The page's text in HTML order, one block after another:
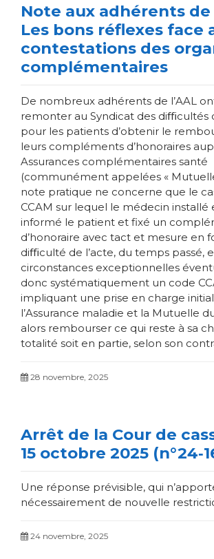
Note aux adhérents de
Les bons réflexes face
contestations des
complémentaires
De nombreux adhérents de l’AAL
remonter au Syndicat des diﬃcultés
pour les patients d’obtenir le
leurs compléments d’honoraires
Assurances complémentaires santé
(communément appelées «
note pratique ne concerne que le
CCAM sur lequel le médecin installé
informé le patient et fixé un
d’honoraire avec tact et mesure en
diﬃculté de l’acte, du temps passé,
circonstances exceptionnelles
donc systématiquement un code
impliquant une prise en charge
l’Assurance maladie et la Mutuelle
alors rembourser ce qui reste à sa
totalité soit en partie, selon son
28 novembre, 2025
Arrêt de la Cour de
15 octobre 2025
Une réponse prévisible, qui
nécessairement de nouvelle
24 novembre, 2025